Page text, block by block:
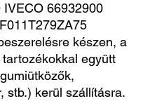
IVECO 66932900
készen, a
együtt
stb.) kerül szállításra.